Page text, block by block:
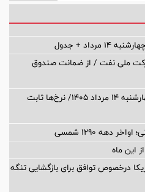
+ جدول
ملی نفت / از ضمانت صندوق
قیمت دلار در بازار آزاد امروز چهارشنبه ۱۴ مرداد ۱۴۰۵/ نرخ‌ها ثابت
دهه ۱۲۹۰ شمسی
این ماه
درخصوص توافق برای بازگشایی تنگه